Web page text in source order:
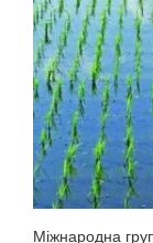
Міжнародна